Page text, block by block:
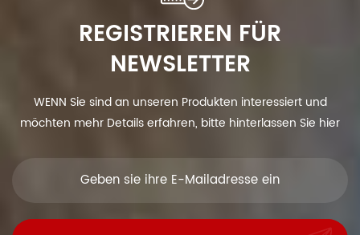
REGISTRIEREN FÜR
NEWSLETTER
WENN Sie sind an unseren Produkten interessiert und
möchten mehr Details erfahren, bitte hinterlassen Sie hier